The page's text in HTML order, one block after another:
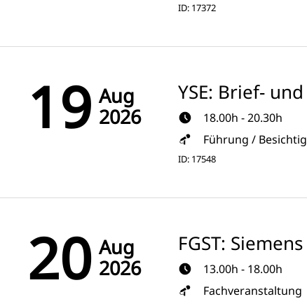
ID: 17372
19 Aug
2026
YSE: Brief-
18.00h - 20.30h
Führung /
ID: 17548
20 Aug
2026
FGST:
13.00h - 18.00h
Fachveranstaltung